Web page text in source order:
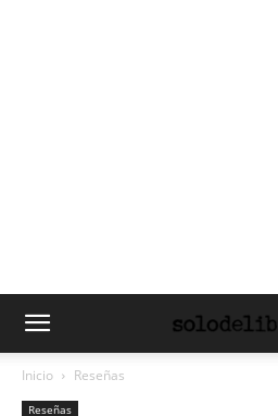
Inicio Reseñas
Reseñas